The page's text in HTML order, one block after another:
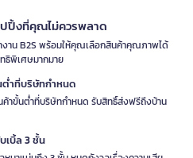
ปปิ้งที่คุณไม่ควรพลาด
งาน B2S พร้อมให้คุณเลือกสินค้าคุณภาพได้
ธิพิเศษมากมาย
ต่ำที่บริษัทกำหนด
าขั้นต่ำที่บริษัทกำหนด รับสิทธิ์ส่งฟรีถึงบ้าน
เบิ้ล 3 ชั้น